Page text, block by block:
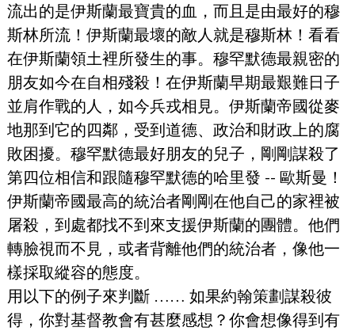
流出的是伊斯蘭最寶貴的血，而且是由最好的穆
斯林所流！伊斯蘭最壞的敵人就是穆斯林！看看
在伊斯蘭領土裡所發生的事。穆罕默德最親密的
朋友如今在自相殘殺！在伊斯蘭早期最艱難日子
並肩作戰的人，如今兵戎相見。伊斯蘭帝國從麥
地那到它的四鄰，受到道德、政治和財政上的腐
敗困擾。穆罕默德最好朋友的兒子，剛剛謀殺了
第四位相信和跟隨穆罕默德的哈里發 -- 歐斯曼！
伊斯蘭帝國最高的統治者剛剛在他自己的家裡被
屠殺，到處都找不到來支援伊斯蘭的團體。他們
轉臉視而不見，或者背離他們的統治者，像他一
樣採取縱容的態度。
用以下的例子來判斷 …… 如果約翰策劃謀殺彼
得，你對基督教會有甚麼感想？你會想像得到有